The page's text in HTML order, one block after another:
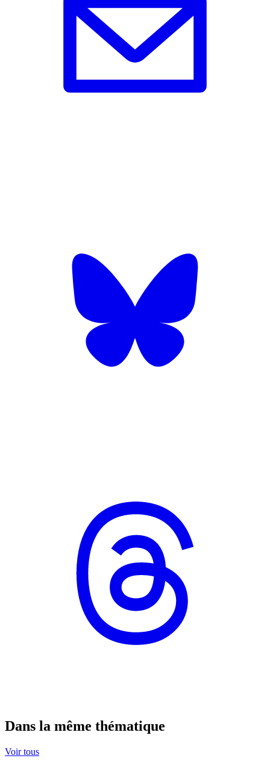
Dans la même thématique
Voir tous